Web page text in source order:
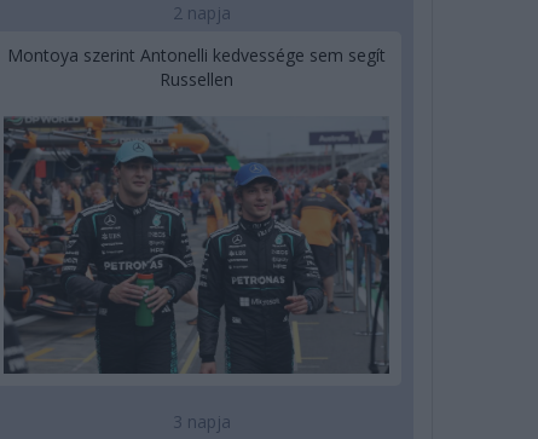
2 napja
Montoya szerint Antonelli kedvessége sem segít
Russellen
3 napja